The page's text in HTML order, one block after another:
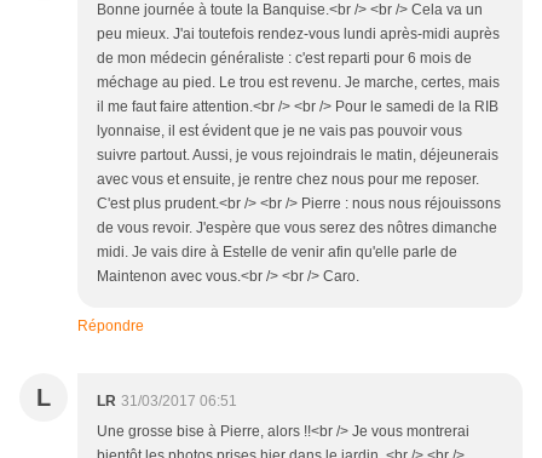
Bonne journée à toute la Banquise.<br /> <br /> Cela va un
peu mieux. J'ai toutefois rendez-vous lundi après-midi auprès
de mon médecin généraliste : c'est reparti pour 6 mois de
méchage au pied. Le trou est revenu. Je marche, certes, mais
il me faut faire attention.<br /> <br /> Pour le samedi de la RIB
lyonnaise, il est évident que je ne vais pas pouvoir vous
suivre partout. Aussi, je vous rejoindrais le matin, déjeunerais
avec vous et ensuite, je rentre chez nous pour me reposer.
C'est plus prudent.<br /> <br /> Pierre : nous nous réjouissons
de vous revoir. J'espère que vous serez des nôtres dimanche
midi. Je vais dire à Estelle de venir afin qu'elle parle de
Maintenon avec vous.<br /> <br /> Caro.
Répondre
L LR 31/03/2017 06:51
Une grosse bise à Pierre, alors !!<br /> Je vous montrerai